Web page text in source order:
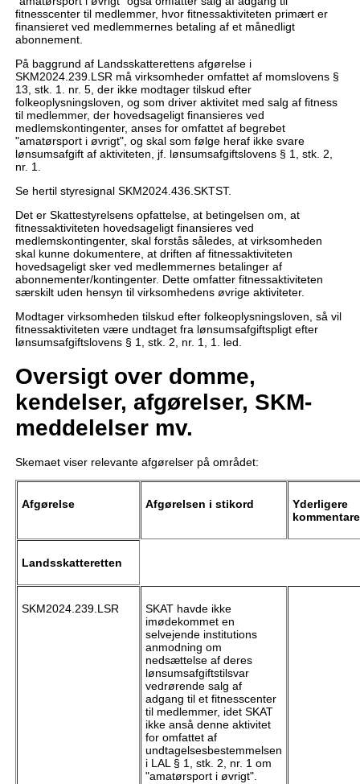
fitnesscenter til medlemmer, hvor fitnessaktiviteten primært er
finansieret ved medlemmernes betaling af et månedligt
abonnement.
På baggrund af Landsskatterettens afgørelse i
SKM2024.239.LSR må virksomheder omfattet af momslovens §
13, stk. 1. nr. 5, der ikke modtager tilskud efter
folkeoplysningsloven, og som driver aktivitet med salg af fitness
til medlemmer, der hovedsageligt finansieres ved
medlemskontingenter, anses for omfattet af begrebet
"amatørsport i øvrigt", og skal som følge heraf ikke svare
lønsumsafgift af aktiviteten, jf. lønsumsafgiftslovens § 1, stk. 2,
nr. 1.
Se hertil styresignal SKM2024.436.SKTST.
Det er Skattestyrelsens opfattelse, at betingelsen om, at
fitnessaktiviteten hovedsageligt finansieres ved
medlemskontingenter, skal forstås således, at virksomheden
skal kunne dokumentere, at driften af fitnessaktiviteten
hovedsageligt sker ved medlemmernes betalinger af
abonnementer/kontingenter. Dette omfatter fitnessaktiviteten
særskilt uden hensyn til virksomhedens øvrige aktiviteter.
Modtager virksomheden tilskud efter folkeoplysningsloven, så vil
fitnessaktiviteten være undtaget fra lønsumsafgiftspligt efter
lønsumsafgiftslovens § 1, stk. 2, nr. 1, 1. led.
Oversigt over domme,
kendelser, afgørelser, SKM-
meddelelser mv.
Skemaet viser relevante afgørelser på området:
Afgørelse Afgørelsen i stikord
Yderligere
Landsskatteretten
SKM2024.239.LSR
SKAT havde ikke
imødekommet en
selvejende institutions
anmodning om
nedsættelse af deres
lønsumsafgiftstilsvar
vedrørende salg af
adgang til et fitnesscenter
til medlemmer, idet SKAT
ikke anså denne aktivitet
for omfattet af
undtagelsesbestemmelsen
i LAL § 1, stk. 2, nr. 1 om
"amatørsport i øvrigt".